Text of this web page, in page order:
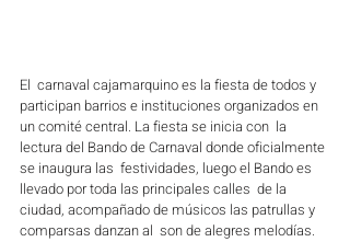
​El  carnaval cajamarquino es la fiesta de todos y
participan barrios e instituciones organizados en
un comité central. La fiesta se inicia con  la
lectura del Bando de Carnaval donde oficialmente
se inaugura las  festividades, luego el Bando es
llevado por toda las principales calles  de la
ciudad, acompañado de músicos las patrullas y
comparsas danzan al  son de alegres melodías.